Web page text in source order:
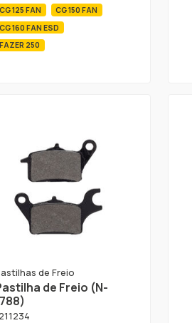
CG 125 FAN
CG 150 FAN
CG 160 FAN ESD
FAZER 250
de Freio
de Freio (N-